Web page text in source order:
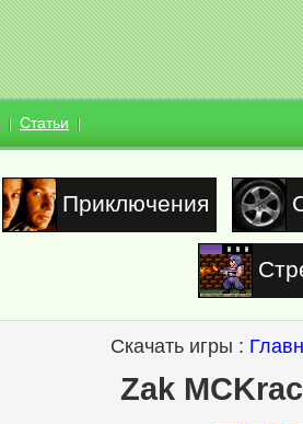
Статьи
Приключения
Скачать игры :
Zak